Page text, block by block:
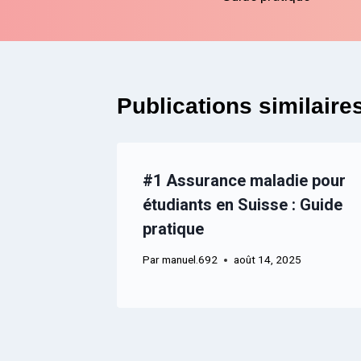
Publications
#1 Assurance maladie pour
étudiants en Suisse : Guide
pratique
Parmanuel.692 août 14, 2025